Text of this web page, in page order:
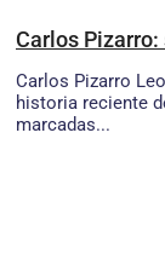
Carlos
Carlos Pizarro
historia reciente
marcadas...